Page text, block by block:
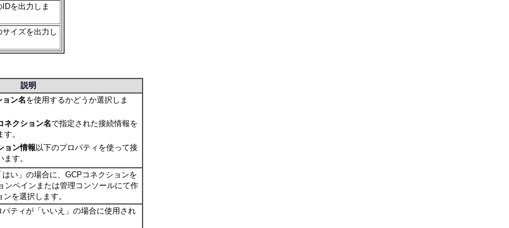
を出力しま
イズを出力し
説明
ョン名を使用するかどうか選択しま
ネクション名で指定された接続情報を
。
ョン情報 以下のプロパティを使って接
す。
はい 」の場合に、GCPコネクションを
ンペインまたは管理コンソールにて作
を選択します。
パティが「 いいえ 」の場合に使用され